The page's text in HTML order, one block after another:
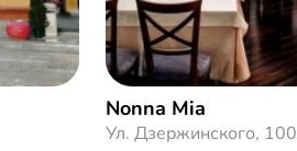
Nonna Mia
Ул. Дзержинского, 100